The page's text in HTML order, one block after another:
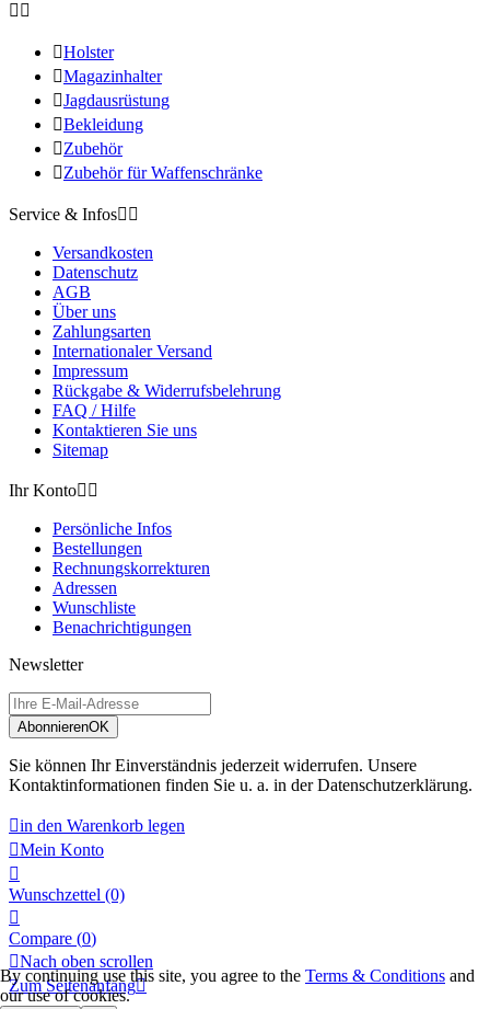
By continuing use this site, you agree to the Terms & Conditions and
our use of cookies.
 
Holster
Magazinhalter
Jagdausrüstung
Bekleidung
Zubehör
Zubehör für Waffenschränke
Service & Infos 
Versandkosten
Datenschutz
AGB
Über uns
Zahlungsarten
Internationaler Versand
Impressum
Rückgabe & Widerrufsbelehrung
FAQ / Hilfe
Kontaktieren Sie uns
Sitemap
Ihr Konto 
Persönliche Infos
Bestellungen
Rechnungskorrekturen
Adressen
Wunschliste
Benachrichtigungen
Newsletter
AbonnierenOK
Sie können Ihr Einverständnis jederzeit widerrufen. Unsere
Kontaktinformationen finden Sie u. a. in der Datenschutzerklärung.
in den Warenkorb legen
Mein Konto

Wunschzettel (0)

Compare (0)
Nach oben scrollen
Zum Seitenanfang